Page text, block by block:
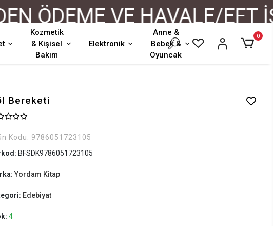
ÖDEME VE HAVALE/EFT
Kozmetik
& Kişisel
Bakım
Elektronik
Anne &
Bebek &
Oyuncak
0
Bereketi
Kodu: 9786051723105
BFSDK9786051723105
Yordam Kitap
Edebiyat
4